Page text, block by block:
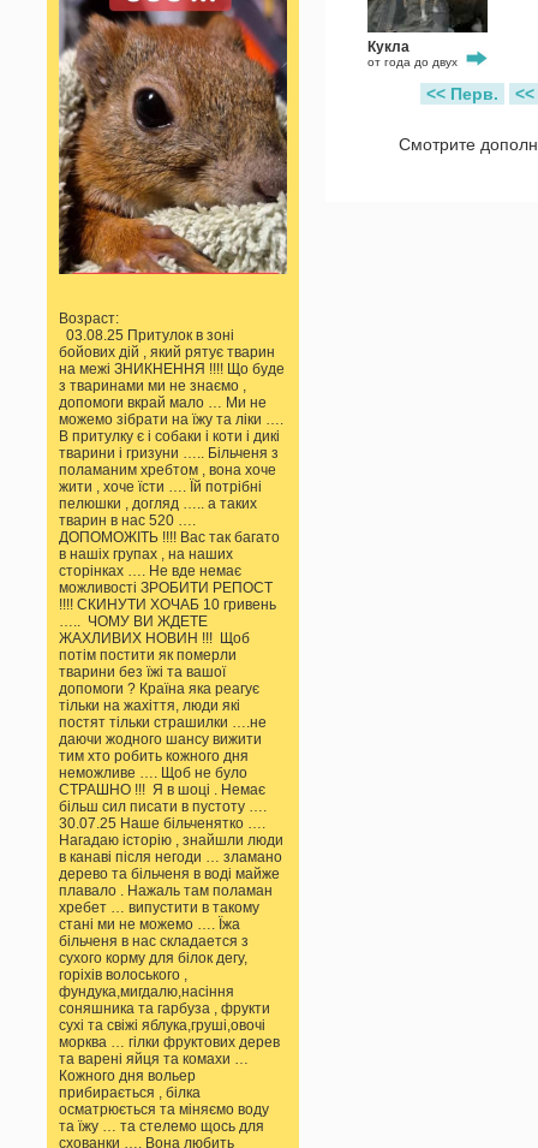
Возраст:
03.08.25 Притулок в зоні
бойових дій , який рятує тварин
на межі ЗНИКНЕННЯ !!!! Що буде
з тваринами ми не знаємо ,
допомоги вкрай мало … Ми не
можемо зібрати на їжу та ліки ….
В притулку є і собаки і коти і дикі
тварини і гризуни ….. Більченя з
поламаним хребтом , вона хоче
жити , хоче їсти …. Їй потрібні
пелюшки , догляд ….. а таких
тварин в нас 520 ….
ДОПОМОЖІТЬ !!!! Вас так багато
в нашіх групах , на наших
сторінках …. Не вде немає
можливості ЗРОБИТИ РЕПОСТ
!!!! СКИНУТИ ХОЧАБ 10 гривень
….. ЧОМУ ВИ ЖДЕТЕ
ЖАХЛИВИХ НОВИН !!! Щоб
потім постити як померли
тварини без їжі та вашої
допомоги ? Країна яка реагує
тільки на жахіття, люди які
постят тільки страшилки ….не
даючи жодного шансу вижити
тим хто робить кожного дня
неможливе …. Щоб не було
СТРАШНО !!! Я в шоці . Немає
більш сил писати в пустоту ….
30.07.25 Наше більченятко ….
Нагадаю історію , знайшли люди
в канаві після негоди … зламано
дерево та більченя в воді майже
плавало . Нажаль там поламан
хребет … випустити в такому
стані ми не можемо …. Їжа
більченя в нас складается з
сухого корму для білок дегу,
горіхів волоського ,
фундука,мигдалю,насіння
соняшника та гарбуза , фрукти
сухі та свіжі яблука,груші,овочі
морква … гілки фруктових дерев
та варені яйця та комахи …
Кожного дня вольер
прибирається , білка
осматрюється та міняємо воду
та їжу … та стелемо щось для
схованки …. Вона любить
Кукла
от года до двух
<< Перв. <<
Смотрите